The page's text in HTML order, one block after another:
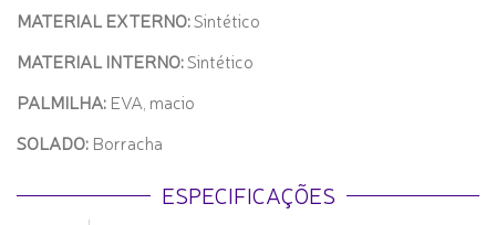
MATERIAL EXTERNO:Sintético
MATERIAL INTERNO:Sintético
PALMILHA: EVA, macio
SOLADO: Borracha
ESPECIFICAÇÕES